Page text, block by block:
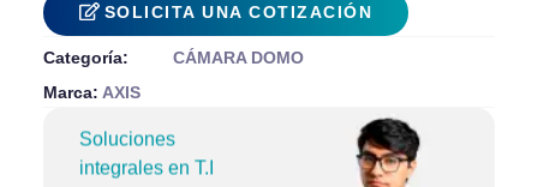
SOLICITA UNA COTIZACIÓN
Categoría:
CÁMARA DOMO
Marca: AXIS
Soluciones
integrales en T.I